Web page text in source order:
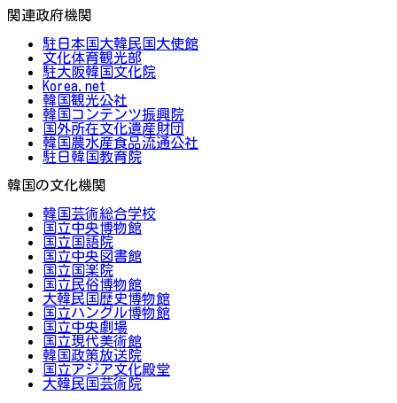
関連政府機関
駐日本国大韓民国大使館
文化体育観光部
駐大阪韓国文化院
Korea.net
韓国観光公社
韓国コンテンツ振興院
国外所在文化遺産財団
韓国農水産食品流通公社
駐日韓国教育院
韓国の文化機関
韓国芸術総合学校
国立中央博物館
国立国語院
国立中央図書館
国立国楽院
国立民俗博物館
大韓民国歴史博物館
国立ハングル博物館
国立中央劇場
国立現代美術館
韓国政策放送院
国立アジア文化殿堂
大韓民国芸術院